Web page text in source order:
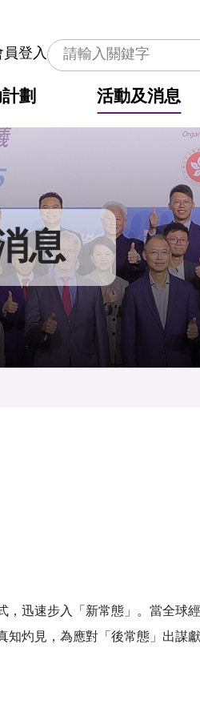
員登入
劃 活動及消息
息
迅速步入「新常態」。當全球
灼見，為應對「後常態」出謀獻